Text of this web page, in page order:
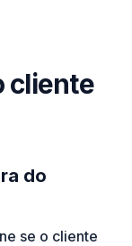
cliente
do
se o cliente